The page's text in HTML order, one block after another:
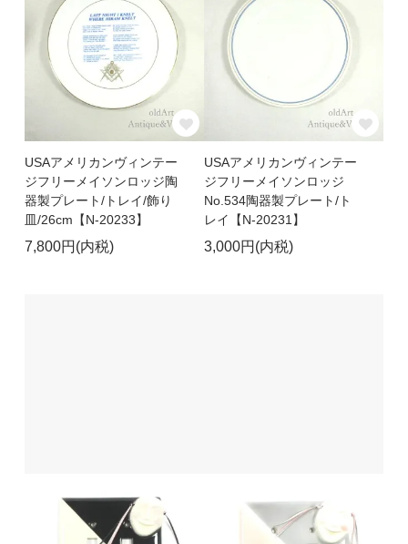
USAアメリカンヴィンテー
ジフリーメイソンロッジ陶
器製プレート/トレイ/飾り
皿/26cm【N-20233】
7,800円(内税)
USAアメリカンヴィンテー
ジフリーメイソンロッジ
No.534陶器製プレート/ト
レイ【N-20231】
3,000円(内税)